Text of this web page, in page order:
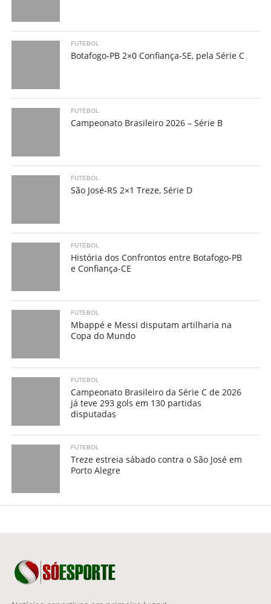
FUTEBOL
Botafogo-PB 2×0 Confiança-SE, pela Série C
FUTEBOL
Campeonato Brasileiro 2026 – Série B
FUTEBOL
São José-RS 2×1 Treze, Série D
FUTEBOL
História dos Confrontos entre Botafogo-PB
e Confiança-CE
FUTEBOL
Mbappé e Messi disputam artilharia na
Copa do Mundo
FUTEBOL
Campeonato Brasileiro da Série C de 2026
já teve 293 gols em 130 partidas
disputadas
FUTEBOL
Treze estreia sábado contra o São José em
Porto Alegre